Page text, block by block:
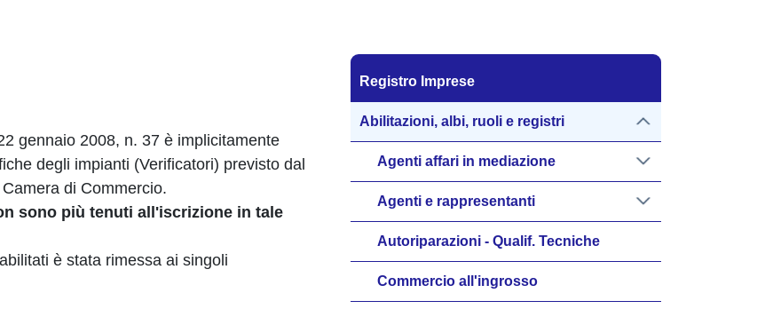
gennaio 2008, n. 37 è implicitamente
degli impianti (Verificatori) previsto dal
di Commercio.
sono più tenuti all'iscrizione in tale
è stata rimessa ai singoli
Registro Imprese
Registro Imprese
Abilitazioni, albi, ruoli e registri
Agenti affari in mediazione
Agenti e rappresentanti
Autoriparazioni - Qualif. Tecniche
Commercio all'ingrosso